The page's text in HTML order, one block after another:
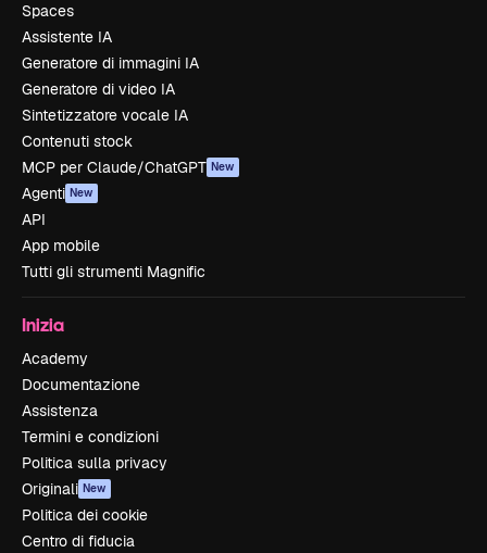
Spaces
Assistente IA
Generatore di immagini IA
Generatore di video IA
Sintetizzatore vocale IA
Contenuti stock
MCP per Claude/ChatGPT New
Agenti New
API
App mobile
Tutti gli strumenti Magnific
Inizia
Academy
Documentazione
Assistenza
Termini e condizioni
Politica sulla privacy
Originali New
Politica dei cookie
Centro di fiducia